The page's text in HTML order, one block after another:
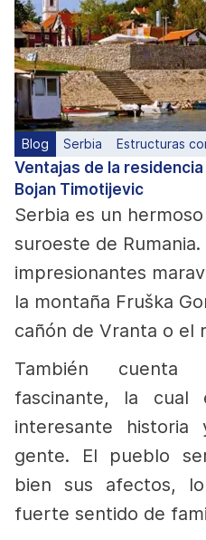
Blog Serbia Estructuras
Ventajas de la
Bojan Timotijevic
Serbia es un
suroeste de
impresionantes
la montaña Fruška
cañón de Vranta o el
También
fascinante, la cual
interesante
gente. El pueblo
bien sus afectos,
fuerte sentido de